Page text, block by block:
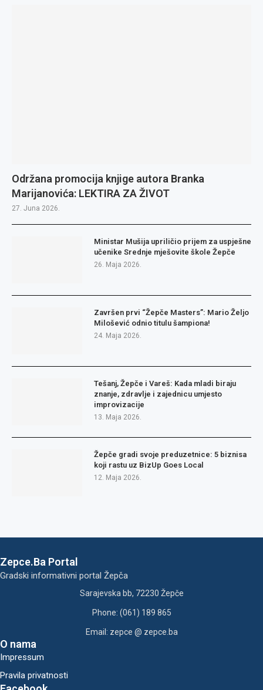
Održana promocija knjige autora Branka
Marijanovića: LEKTIRA ZA ŽIVOT
27. Juna 2026.
Ministar Mušija upriličio prijem za uspješne
učenike Srednje mješovite škole Žepče
26. Maja 2026.
Završen prvi “Žepče Masters”: Mario Željo
Milošević odnio titulu šampiona!
24. Maja 2026.
Tešanj, Žepče i Vareš: Kada mladi biraju
znanje, zdravlje i zajednicu umjesto
improvizacije
13. Maja 2026.
Žepče gradi svoje preduzetnice: 5 biznisa
koji rastu uz BizUp Goes Local
12. Maja 2026.
Zepce.Ba Portal
Gradski informativni portal Žepča
Sarajevska bb, 72230 Žepče
Phone: (061) 189 865
Email: zepce @ zepce.ba
O nama
Impressum
Pravila privatnosti